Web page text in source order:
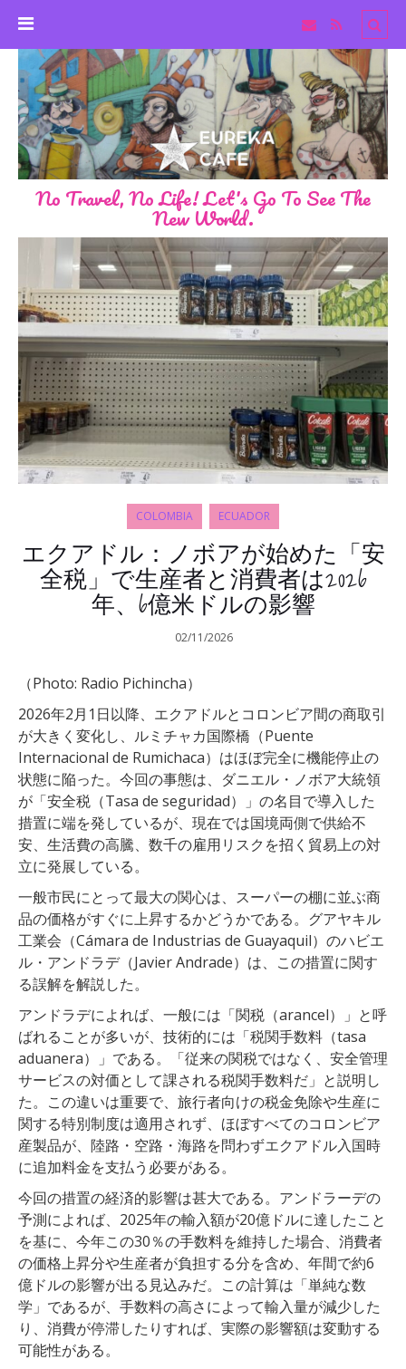
No Travel, No Life! Let's Go To See The
New World.
COLOMBIA ECUADOR
エクアドル：ノボアが始めた「安
全税」で生産者と消費者は2026
年、6億米ドルの影響
02/11/2026
（Photo: Radio Pichincha）
2026年2月1日以降、エクアドルとコロンビア間の商取引
が大きく変化し、ルミチャカ国際橋（Puente
Internacional de Rumichaca）はほぼ完全に機能停止の
状態に陥った。今回の事態は、ダニエル・ノボア大統領
が「安全税（Tasa de seguridad）」の名目で導入した
措置に端を発しているが、現在では国境両側で供給不
安、生活費の高騰、数千の雇用リスクを招く貿易上の対
立に発展している。
一般市民にとって最大の関心は、スーパーの棚に並ぶ商
品の価格がすぐに上昇するかどうかである。グアヤキル
工業会（Cámara de Industrias de Guayaquil）のハビエ
ル・アンドラデ（Javier Andrade）は、この措置に関す
る誤解を解説した。
アンドラデによれば、一般には「関税（arancel）」と呼
ばれることが多いが、技術的には「税関手数料（tasa
aduanera）」である。「従来の関税ではなく、安全管理
サービスの対価として課される税関手数料だ」と説明し
た。この違いは重要で、旅行者向けの税金免除や生産に
関する特別制度は適用されず、ほぼすべてのコロンビア
産製品が、陸路・空路・海路を問わずエクアドル入国時
に追加料金を支払う必要がある。
今回の措置の経済的影響は甚大である。アンドラーデの
予測によれば、2025年の輸入額が20億ドルに達したこと
を基に、今年この30％の手数料を維持した場合、消費者
の価格上昇分や生産者が負担する分を含め、年間で約6
億ドルの影響が出る見込みだ。この計算は「単純な数
学」であるが、手数料の高さによって輸入量が減少した
り、消費が停滞したりすれば、実際の影響額は変動する
可能性がある。